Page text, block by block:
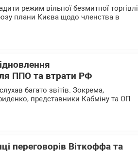
режим вільної безмитної торгівлі
плани Києва щодо членства в
ППО та втрати РФ
багато звітів. Зокрема,
представники Кабміну та ОП
переговорів Віткоффа та